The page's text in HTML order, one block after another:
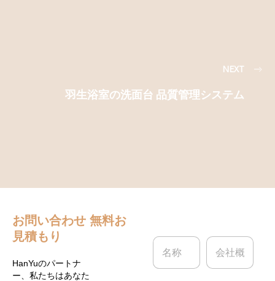
NEXT
羽生浴室の洗面台 品質管理システム
お問い合わせ 無料お
見積もり
HanYuのパートナ
ー、私たちはあなた
名
*
会
概